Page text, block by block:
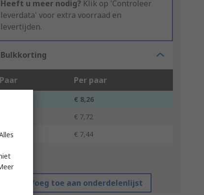
Heeft u meer nodig? Klik op 'Controleer
leverdata' voor extra voorraad en
levertijden.
Bulkkorting
Paar Per paar
€ 8,26
€ 7,72
100 +
€ 7,44
Voeg toe aan onderdelenlijst